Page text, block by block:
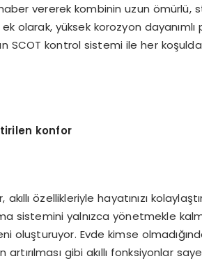
vererek kombinin uzun ömürlü,
ek olarak, yüksek korozyon
SCOT kontrol sistemi ile her
konfor
özellikleriyle hayatınızı
sistemini yalnızca yönetmekle
oluşturuyor. Evde kimse
gibi akıllı fonksiyonlar